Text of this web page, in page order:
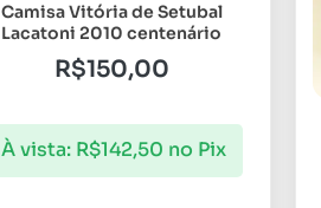
Camisa Vitória de Setubal
Lacatoni 2010 centenário
R$150,00
À vista: R$142,50 no Pix